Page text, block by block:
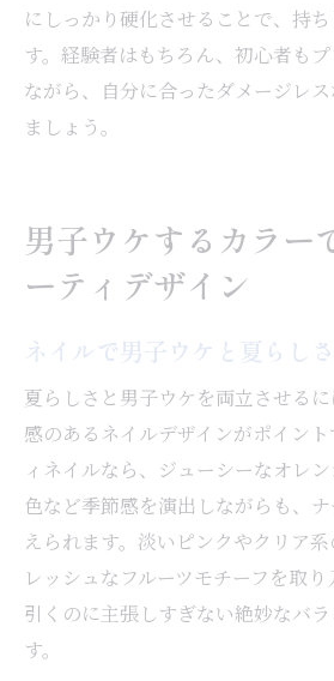
にしっかり硬化させることで、持
す。経験者はもちろん、初心者も
ながら、自分に合ったダメージレ
ましょう。
男子ウケするカラー
ーティデザイン
ネイルで男子ウケと夏らし
夏らしさと男子ウケを両立させる
感のあるネイルデザインがポイン
ィネイルなら、ジューシーなオレ
色など季節感を演出しながらも、
えられます。淡いピンクやクリア
レッシュなフルーツモチーフを取
引くのに主張しすぎない絶妙なバ
す。